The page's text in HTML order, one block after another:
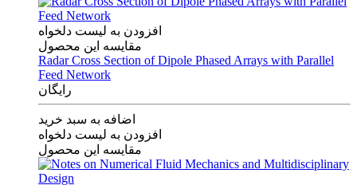
افزودن به لیست دلخواه
مقایسه این محصول
Radar Cross Section of Dipole Phased Arrays with Parallel
Feed Network
رایگان
اضافه به سبد خرید
افزودن به لیست دلخواه
مقایسه این محصول